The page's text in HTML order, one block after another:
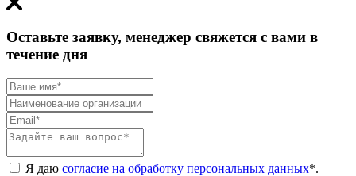
Оставьте заявку, менеджер свяжется с вами в
течение дня
Я даю согласие на обработку персональных данных*.